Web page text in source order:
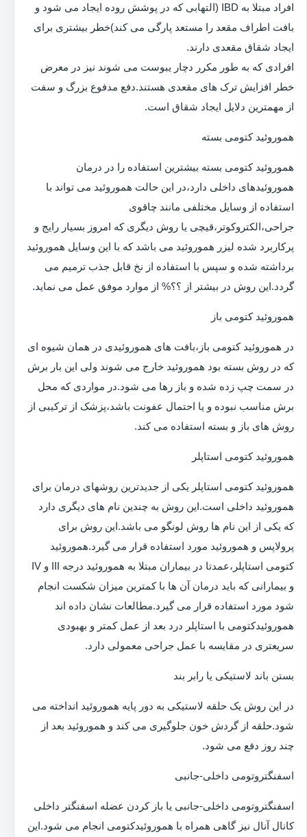
افراد مبتلا به IBD (التهابی که در پوشش روده ایجاد می شود و
بافت اطراف مقعد را مستعد پارگی می کند)خطر بیشتری برای
ایجاد شقاق مقعدی دارند.
افرادی که به طور مکرر دچار یبوست می شوند نیز در معرض
خطر افزایش ترک های مقعدی هستند.دفع مدفوع بزرگ و سفت
از مهمترین دلایل ایجاد شقاق است.
هموروئید کتومی بسته
هموروئید کتومی بسته بیشترین استفاده را در درمان
هموروئیدهای داخلی دارد،در این حالت هموروئید می تواند با
استفاده از وسایل مختلفی مانند چاقوی
جراحی،الکتروکوتر،قیچی یا روش دیگری که امروز بسیار رایج و
پرکاربرد شده لیزر هموروئید می باشد که با این وسایل هموروئید
برداشته شده و سپس با استفاده از نخ قابل جذب ترمیم می
گردد.این روش در بیشتر از ؟؟% از موارد موفق عمل می نماید.
هموروئید کتومی باز
در هموروئید کتومی باز،بافت های هموروئیدی در همان شیوه ای
که در روش بسته بود هموروئید خارج می شوند ولی این بار برش
در سمت چپ زده شده و باز رها می شود.در مواردی که محل
برش مناسب نبوده و یا احتمال عفونت باشد،پزشک از ترکیبی از
روش های باز و بسته استفاده می کند.
هموروئید کتومی استاپلر
هموروئید کتومی استاپلر یکی از جدیدترین روشهای درمان برای
هموروئید داخلی است.این روش به چندین نام های دیگری دارد
که یکی از این نام ها روش لونگو می باشد.این روش برای
پرولاپس و هموروئید مورد استفاده قرار می گیرد.هموروئید
کتومی استاپلر،عمدتا در بیماران مبتلا به هموروئید درجه III و IV
و بیمارانی که باید درمان آن ها با کمترین میزان شکست انجام
شود مورد استفاده قرار می گیرد.مطالعات نشان داده اند
هموروئیدکتومی با استاپلر درد بعد از عمل کمتر و بهبودی
سریعتری در مقایسه با عمل جراحی معمولی دارد.
بستن باند لاستیکی یا رابر بند
در این روش یک حلقه لاستیکی به دور پایه هموروئید انداخته می
شود.حلقه از گردش خون جلوگیری می کند و هموروئید بعد از
چند روز دفع می شود.
اسفنگتروتومی داخلی-جانبی
اسفنگتروتومی داخلی-جانبی یا باز کردن عضله اسفنگتر داخلی
کانال آنال نیز گاهی همراه با هموروئیدکتومی انجام می شود.این